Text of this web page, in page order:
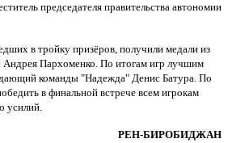
председателя правительства автономии
в тройку призёров, получили медали из
Андрея Пархоменко. По итогам игр лучшим
команды "Надежда" Денис Батура. По
в финальной встрече всем игрокам
усилий.
РЕН-БИРОБИДЖАН